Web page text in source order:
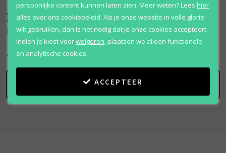
Beoordelingen (0)
Lamborghini Classico
SCHRIJF BEOORDELING
persoonlijke content kunnen laten zien. Meer weten?Lees hier
alles over ons cookiebeleid. Als je onze website in volle glorie
wilt gebruiken, dan is het nodig dat je onze cookies accepteert.
Indien je kiest voorweigeren,plaatsen we alleen functionele
en analytische cookies.
ACCEPTEER